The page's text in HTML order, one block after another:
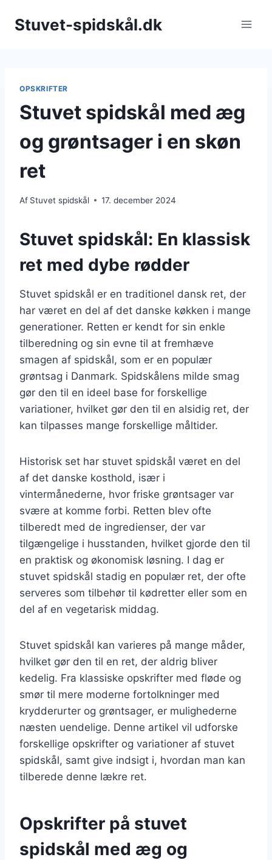
Stuvet-spidskål.dk
OPSKRIFTER
Stuvet spidskål med æg
og grøntsager i en skøn
ret
Af Stuvet spidskål 17. december 2024
Stuvet spidskål: En klassisk
ret med dybe rødder
Stuvet spidskål er en traditionel dansk ret, der
har været en del af det danske køkken i mange
generationer. Retten er kendt for sin enkle
tilberedning og sin evne til at fremhæve
smagen af spidskål, som er en populær
grøntsag i Danmark. Spidskålens milde smag
gør den til en ideel base for forskellige
variationer, hvilket gør den til en alsidig ret, der
kan tilpasses mange forskellige måltider.
Historisk set har stuvet spidskål været en del
af det danske kosthold, især i
vintermånederne, hvor friske grøntsager var
svære at komme forbi. Retten blev ofte
tilberedt med de ingredienser, der var
tilgængelige i husstanden, hvilket gjorde den til
en praktisk og økonomisk løsning. I dag er
stuvet spidskål stadig en populær ret, der ofte
serveres som tilbehør til kødretter eller som en
del af en vegetarisk middag.
Stuvet spidskål kan varieres på mange måder,
hvilket gør den til en ret, der aldrig bliver
kedelig. Fra klassiske opskrifter med fløde og
smør til mere moderne fortolkninger med
krydderurter og grøntsager, er mulighederne
næsten uendelige. Denne artikel vil udforske
forskellige opskrifter og variationer af stuvet
spidskål, samt give indsigt i, hvordan man kan
tilberede denne lækre ret.
Opskrifter på stuvet
spidskål med æg og